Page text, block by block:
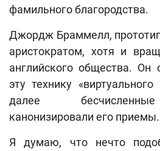
фамильного благородства.
Джордж Браммелл,
аристократом, хотя и
английского общества. Он
эту технику
далее
канонизировали его приемы.
Я думаю, что нечто